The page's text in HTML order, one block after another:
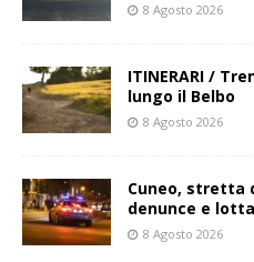
8 Agosto 2026
ITINERARI /
lungo il Belbo
8 Agosto 2026
Cuneo, stretta
denunce e
8 Agosto 2026